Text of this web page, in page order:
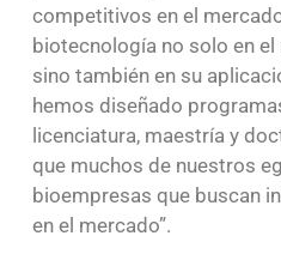
competitivos en el
biotecnología no solo en
sino también en su
hemos diseñado
licenciatura, maestría y
que muchos de nuestros
bioempresas que buscan
en el mercado”.